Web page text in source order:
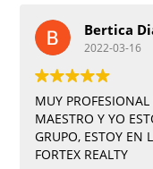
Bertica
2022-03-16
MUY
MAESTRO Y YO
GRUPO, ESTOY EN
FORTEX REALTY